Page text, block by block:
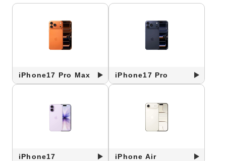
iPhone17 Pro Max iPhone17 Pro
iPhone17 iPhone Air